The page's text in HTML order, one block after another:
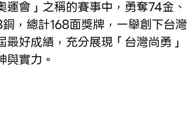
運會」之稱的賽事中，勇奪74金、
，總計168面獎牌，一舉創下台灣
最好成績，充分展現「台灣尚勇」
與實力。